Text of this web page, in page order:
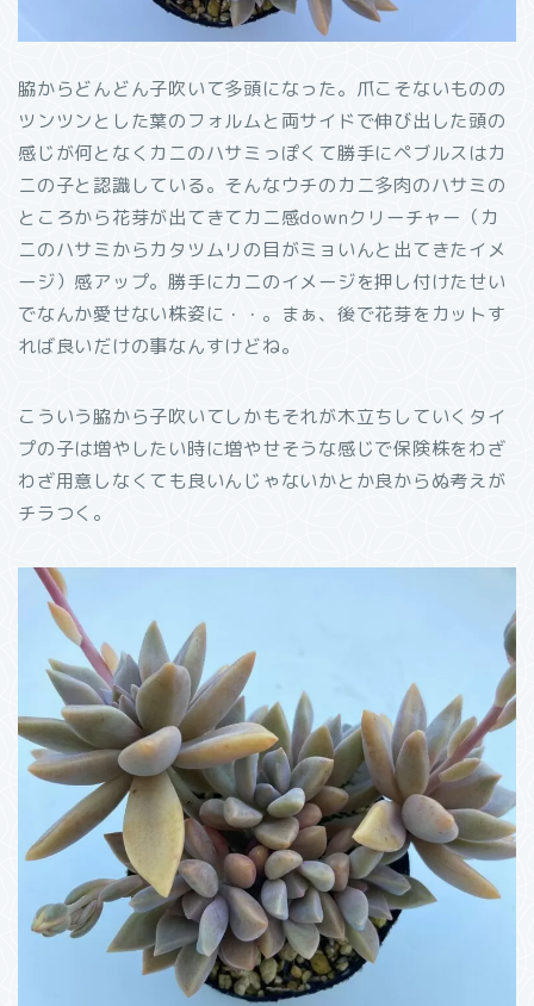
脇からどんどん子吹いて多頭になった。爪こそないものの
ツンツンとした葉のフォルムと両サイドで伸び出した頭の
感じが何となくカニのハサミっぽくて勝手にペブルスはカ
ニの子と認識している。そんなウチのカニ多肉のハサミの
ところから花芽が出てきてカニ感downクリーチャー（カ
ニのハサミからカタツムリの目がミョいんと出てきたイメ
ージ）感アップ。勝手にカニのイメージを押し付けたせい
でなんか愛せない株姿に・・。まぁ、後で花芽をカットす
れば良いだけの事なんすけどね。
こういう脇から子吹いてしかもそれが木立ちしていくタイ
プの子は増やしたい時に増やせそうな感じで保険株をわざ
わざ用意しなくても良いんじゃないかとか良からぬ考えが
チラつく。